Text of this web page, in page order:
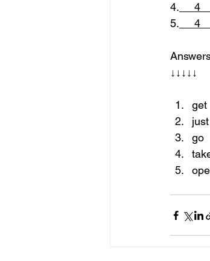
4.
5.
↓↓↓↓↓
get
just
go